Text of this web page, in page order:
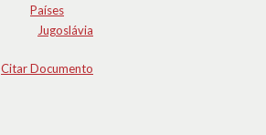
Países
Jugoslávia
Citar Documento